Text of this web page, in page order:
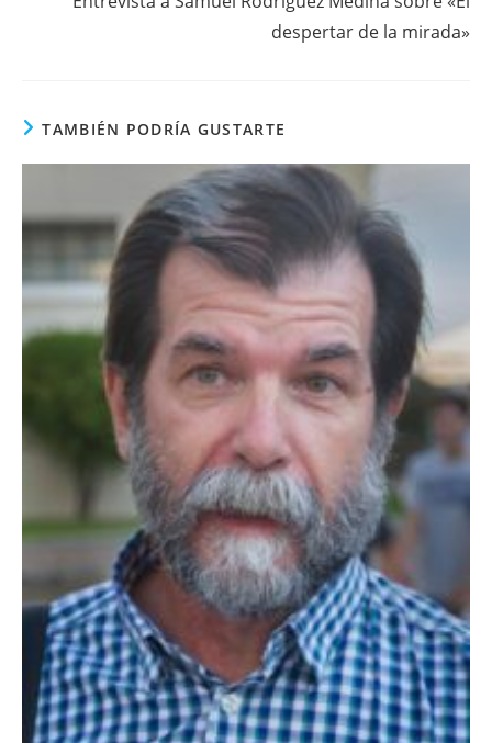
despertar de la mirada»
TAMBIÉN PODRÍA GUSTARTE